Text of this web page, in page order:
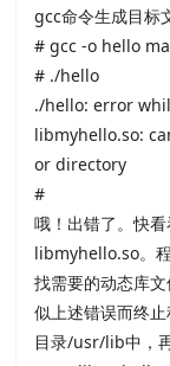
gcc命令生成目标
# gcc -o hello
# ./hello
./hello: error
libmyhello.so:
or directory
#
哦！出错了。快
libmyhello.so。
找需要的动态库
似上述错误而终
目录/usr/lib中，再